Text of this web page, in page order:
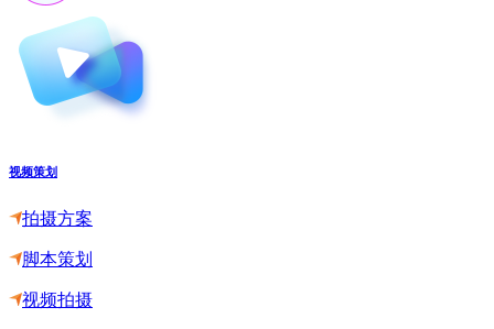
视频策划
拍摄方案
脚本策划
视频拍摄